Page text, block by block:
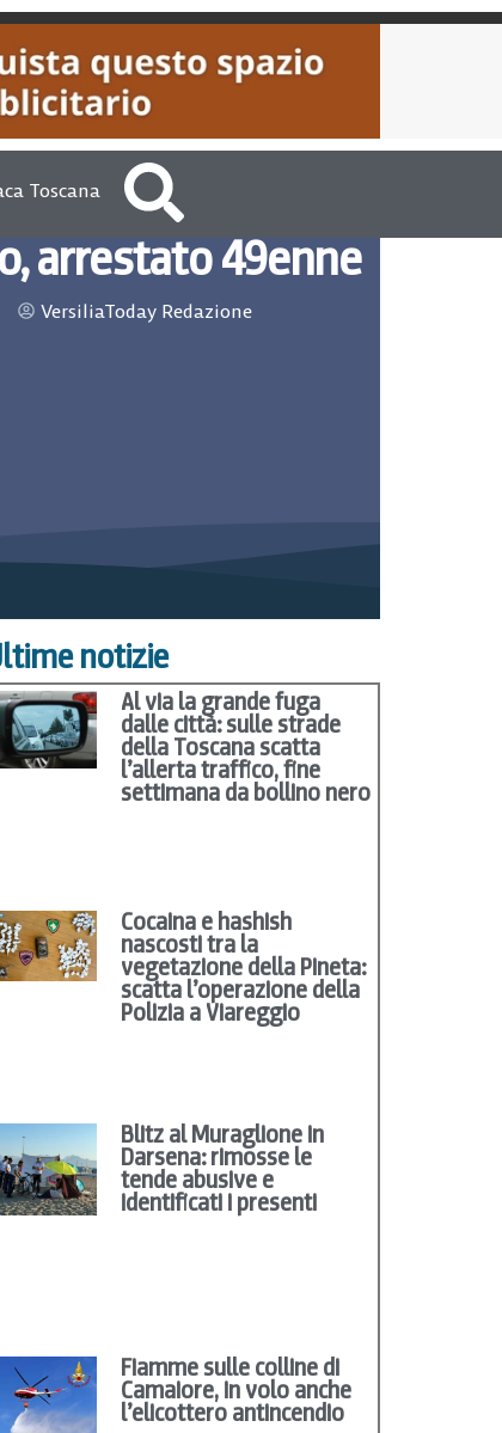
Toscana
arrestato 49enne
VersiliaToday Redazione
notizie
Al via la grande fuga
dalle città: sulle strade
della Toscana scatta
l’allerta traffico, fine
settimana da bollino nero
Cocaina e hashish
nascosti tra la
vegetazione della Pineta:
scatta l’operazione della
Polizia a Viareggio
Blitz al Muraglione in
Darsena: rimosse le
tende abusive e
identificati i presenti
Fiamme sulle colline di
Camaiore, in volo anche
l’elicottero antincendio